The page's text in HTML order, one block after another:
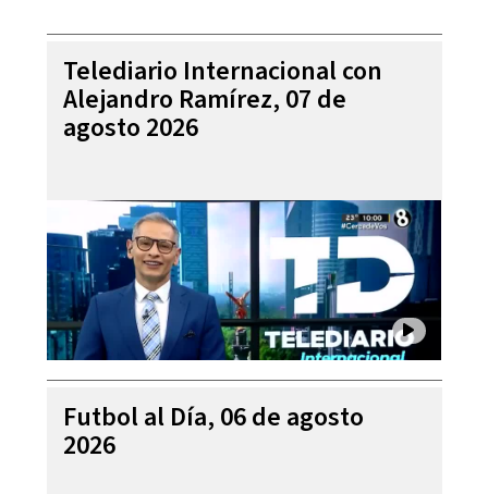
Telediario Internacional con
Alejandro Ramírez, 07 de
agosto 2026
Futbol al Día, 06 de agosto
2026